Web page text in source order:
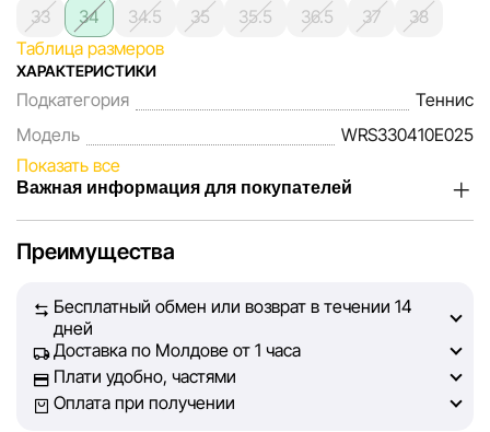
33 34 34.5 35 35.5 36.5 37
38
Таблица размеров
ХАРАКТЕРИСТИКИ
Подкатегория
Теннис
Модель
WRS330410E025
Показать все
Важная информация для покупателей
наших покупателей. Каждый день мы работаем над тем,
на сайте, была максимально полной, объективной и
актуальной. Наша цель — обеспечить вас достоверной
информацией, чтобы вы смогли принять лучшее
решение о покупке.
Преимущества
Бесплатный обмен или возврат в течении 14
дней
Доставка по Молдове от 1 часа
Плати удобно, частями
Оплата при получении